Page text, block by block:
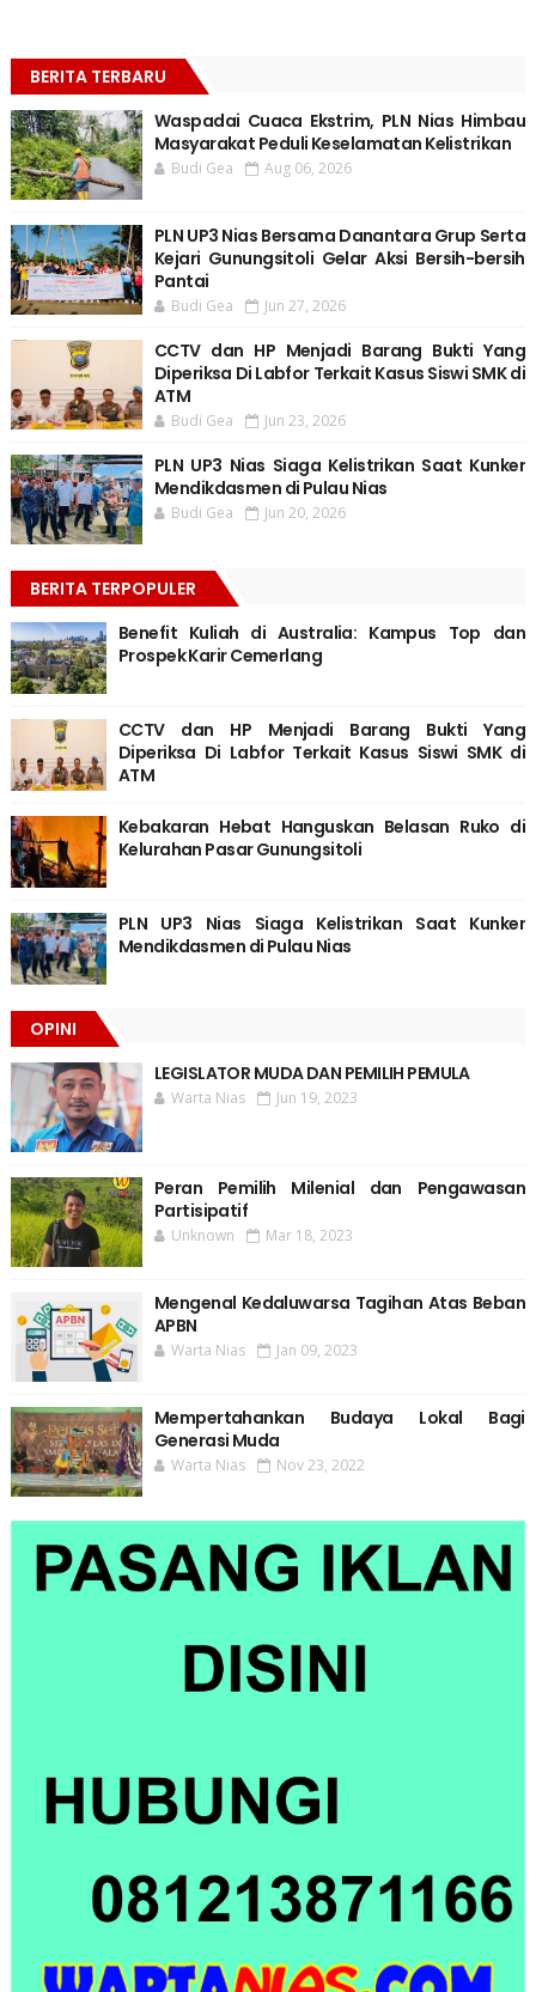
BERITA TERBARU
Waspadai Cuaca Ekstrim, PLN Nias Himbau
Masyarakat Peduli Keselamatan Kelistrikan
Budi Gea Aug 06, 2026
PLN UP3 Nias Bersama Danantara Grup Serta
Kejari Gunungsitoli Gelar Aksi Bersih-bersih
Pantai
Budi Gea Jun 27, 2026
CCTV dan HP Menjadi Barang Bukti Yang
Diperiksa Di Labfor Terkait Kasus Siswi SMK di
ATM
Budi Gea Jun 23, 2026
PLN UP3 Nias Siaga Kelistrikan Saat Kunker
Mendikdasmen di Pulau Nias
Budi Gea Jun 20, 2026
BERITA TERPOPULER
Benefit Kuliah di Australia: Kampus Top dan
Prospek Karir Cemerlang
CCTV dan HP Menjadi Barang Bukti Yang
Diperiksa Di Labfor Terkait Kasus Siswi SMK di
ATM
Kebakaran Hebat Hanguskan Belasan Ruko di
Kelurahan Pasar Gunungsitoli
PLN UP3 Nias Siaga Kelistrikan Saat Kunker
Mendikdasmen di Pulau Nias
OPINI
LEGISLATOR MUDA DAN PEMILIH PEMULA
Warta Nias Jun 19, 2023
Peran Pemilih Milenial dan Pengawasan
Partisipatif
Unknown Mar 18, 2023
Mengenal Kedaluwarsa Tagihan Atas Beban
APBN
Warta Nias Jan 09, 2023
Mempertahankan Budaya Lokal Bagi
Generasi Muda
Warta Nias Nov 23, 2022